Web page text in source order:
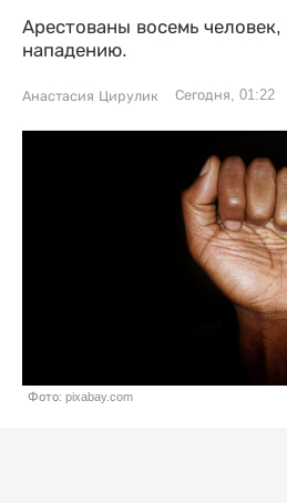
Арестованы восемь
нападению.
Анастасия Цирулик Сегодня, 01:22
Фото: pixabay.com